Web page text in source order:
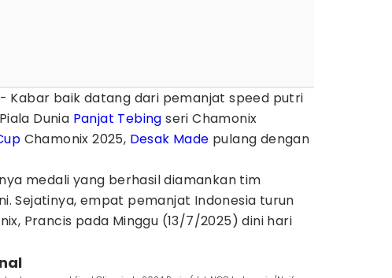
- Kabar baik datang dari pemanjat speed putri
Dunia Panjat Tebing seri Chamonix
Chamonix 2025, Desak Made pulang dengan
medali yang berhasil diamankan tim
Sejatinya, empat pemanjat Indonesia turun
Prancis pada Minggu (13/7/2025) dini hari